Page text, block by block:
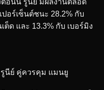
อร์เซ็นต์ชนะ 28.2% กับ
ต็ด และ 13.3% กับ เบอร์มิง
นีย์ คู่ควรคุม แมนยู